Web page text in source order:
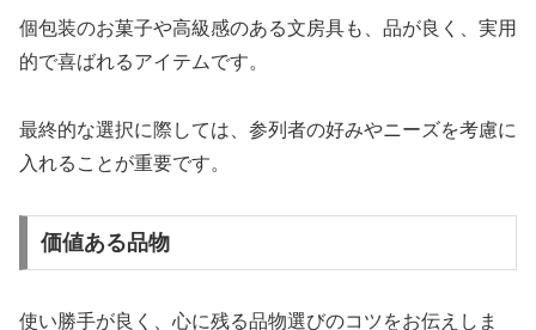
個包装のお菓子や高級感のある文房具も、品が良く、実用
的で喜ばれるアイテムです。
最終的な選択に際しては、参列者の好みやニーズを考慮に
入れることが重要です。
価値ある品物
使い勝手が良く、心に残る品物選びのコツをお伝えしま